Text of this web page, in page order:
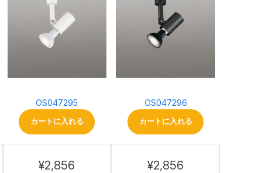
OS047295
カートに入れる
¥2,856
OS047296
カートに入れる
¥2,856